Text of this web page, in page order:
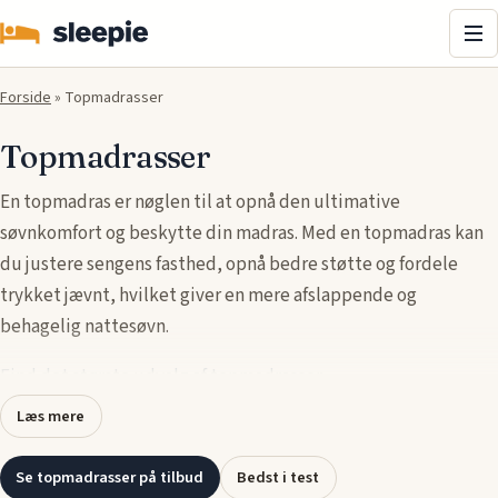
Forside» Topmadrasser
Topmadrasser
En topmadras er nøglen til at opnå den ultimative
søvnkomfort og beskytte din madras. Med en topmadras kan
du justere sengens fasthed, opnå bedre støtte og fordele
trykket jævnt, hvilket giver en mere afslappende og
behagelig nattesøvn.
Topmadrasser, også kaldet madrasto, fås i forskellige
materialer som memory foam, latex og skum, der tilbyder
unikke fordele som trykaflastning, åndbarhed og ekstra
Læs mere
Se topmadrasser på tilbud Bedst i test